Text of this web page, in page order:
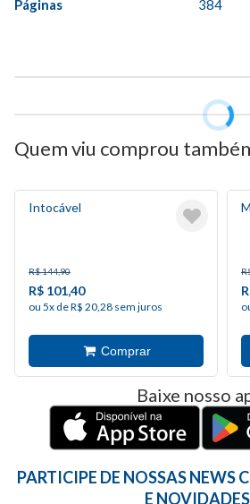
Páginas
384
Quem viu comprou
Intocável
R$ 144,90
R$ 101,40
ou 5x de R$ 20,28 sem juros
Baixe nosso
PARTICIPE DE NOSSAS NEWS
E